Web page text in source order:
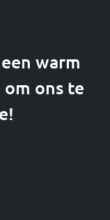
warm
ons te